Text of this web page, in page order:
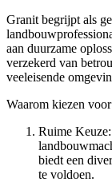
Granit begrijpt als
aan duurzame
verzekerd van
veeleisende
Waarom kiezen
Ruime Keuze:
biedt een
te voldoen.